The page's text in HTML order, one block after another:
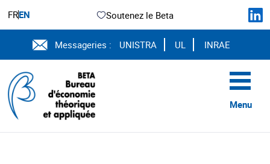
FREN Soutenez le Beta
Messageries : UNISTRA UL INRAE
Menu